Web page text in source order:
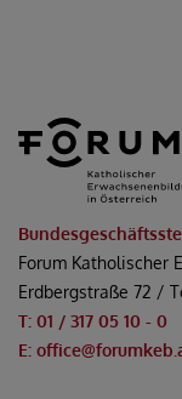
Forum Katholischer
Erdbergstraße 72 /
T: 01 / 317 05 10 - 0
E: